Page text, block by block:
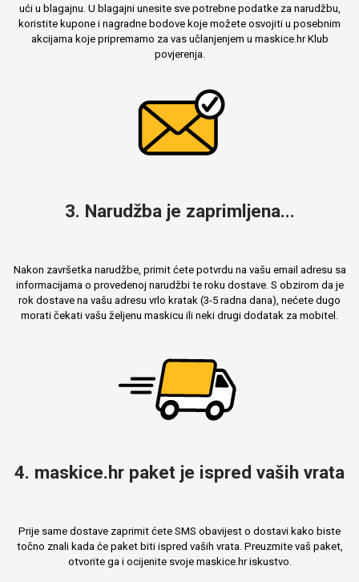
ući u blagajnu. U blagajni unesite sve potrebne podatke za narudžbu,
koristite kupone i nagradne bodove koje možete osvojiti u posebnim
akcijama koje pripremamo za vas učlanjenjem u maskice.hr Klub
povjerenja.
3. Narudžba je zaprimljena...
Nakon završetka narudžbe, primit ćete potvrdu na vašu email adresu sa
informacijama o provedenoj narudžbi te roku dostave. S obzirom da je
rok dostave na vašu adresu vrlo kratak (3-5 radna dana), nećete dugo
morati čekati vašu željenu maskicu ili neki drugi dodatak za mobitel.
4. maskice.hr paket je ispred vaših vrata
Prije same dostave zaprimit ćete SMS obavijest o dostavi kako biste
točno znali kada će paket biti ispred vaših vrata. Preuzmite vaš paket,
otvorite ga i ocijenite svoje maskice.hr iskustvo.